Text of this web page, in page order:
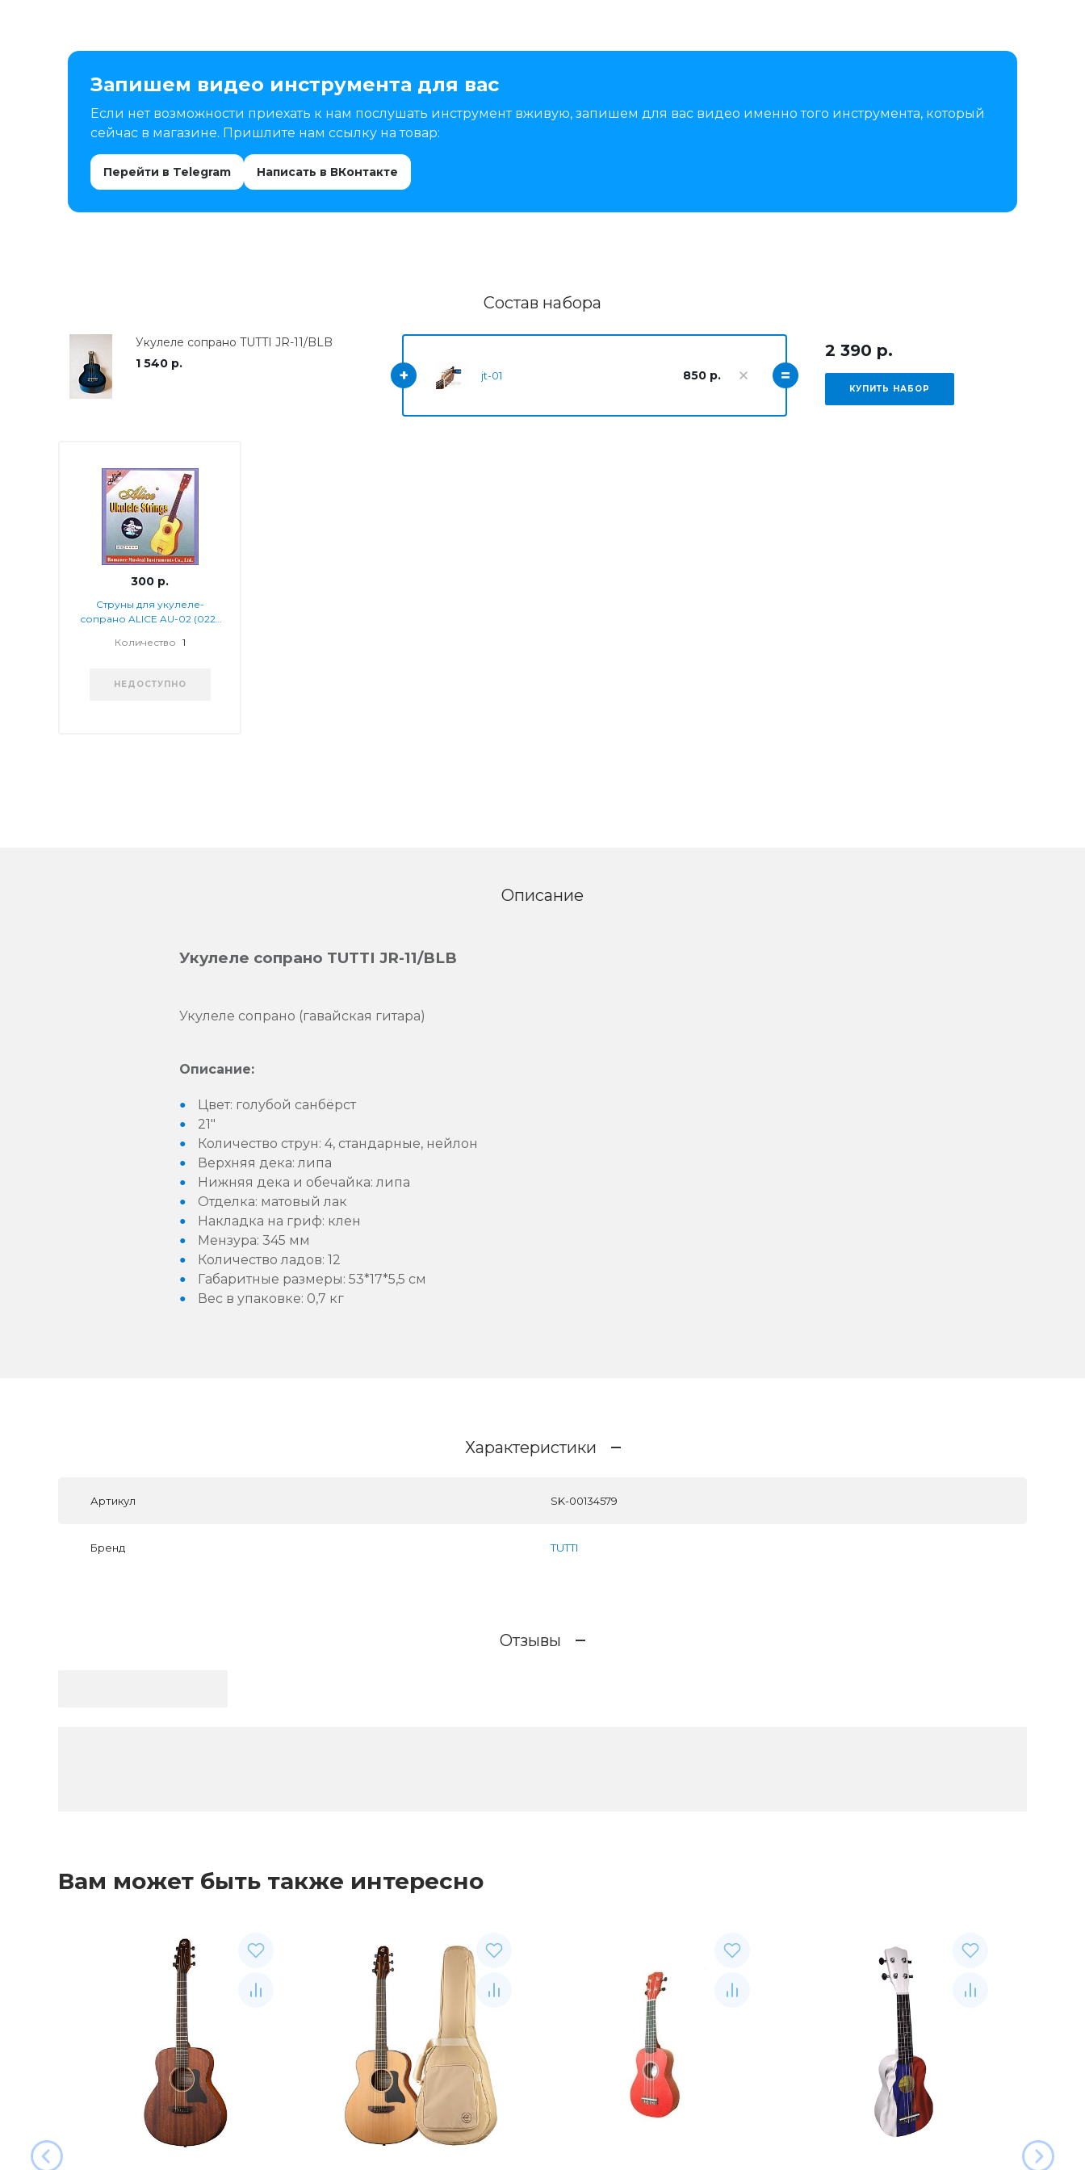
Запишем видео инструмента для вас
Если нет возможности приехать к нам послушать инструмент вживую, запишем для вас видео именно того инструмента, который
сейчас в магазине. Пришлите нам ссылку на товар:
Перейти в Telegram Написать в ВКонтакте
Состав набора
Укулеле сопрано TUTTI JR-11/BLB
1 540 р.
jt-01 850 р.
+ =
2 390 р.
КУПИТЬ НАБОР
300 р.
Струны для укулеле-
сопрано ALICE AU-02 (022-
нейлон
Количество 1
НЕДОСТУПНО
Описание
Укулеле сопрано TUTTI JR-11/BLB
Укулеле сопрано (гавайская гитара)
Описание:
Цвет: голубой санбёрст
21"
Количество струн: 4, стандарные, нейлон
Верхняя дека: липа
Нижняя дека и обечайка: липа
Отделка: матовый лак
Накладка на гриф: клен
Мензура: 345 мм
Количество ладов: 12
Габаритные размеры: 53*17*5,5 см
Вес в упаковке: 0,7 кг
Характеристики
Артикул SK-00134579
Бренд TUTTI
Отзывы
Вам может быть также интересно